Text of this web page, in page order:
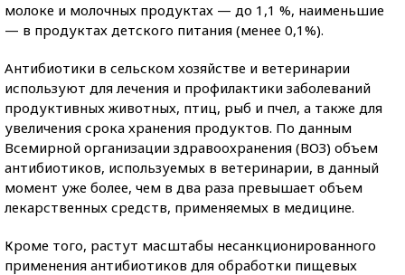
молоке и молочных продуктах — до 1,1 %, наименьшие
— в продуктах детского питания (менее 0,1%).
Антибиотики в сельском хозяйстве и ветеринарии
используют для лечения и профилактики заболеваний
продуктивных животных, птиц, рыб и пчел, а также для
увеличения срока хранения продуктов. По данным
Всемирной организации здравоохранения (ВОЗ) объем
антибиотиков, используемых в ветеринарии, в данный
момент уже более, чем в два раза превышает объем
лекарственных средств, применяемых в медицине.
Кроме того, растут масштабы несанкционированного
применения антибиотиков для обработки пищевых